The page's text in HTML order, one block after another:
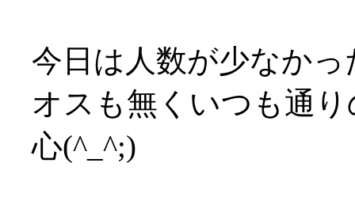
今日は人数が少なか
オスも無くいつも通
心(^_^;)